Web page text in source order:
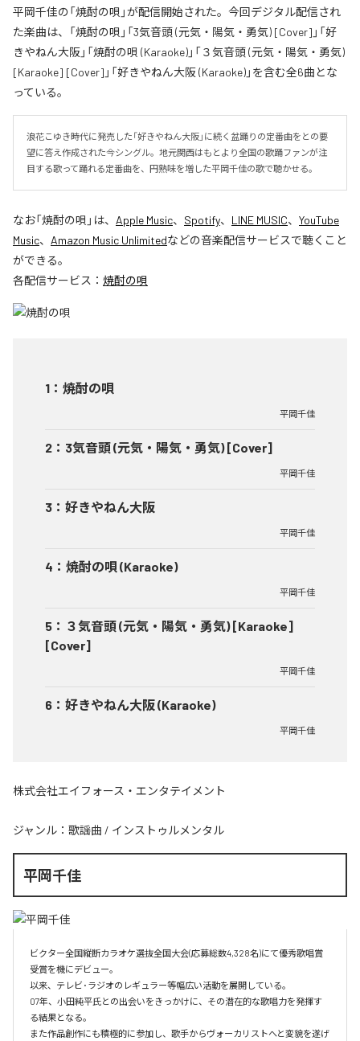
平岡千佳の「焼酎の唄」が配信開始された。今回デジタル配信され
た楽曲は、「焼酎の唄」「3気音頭 (元気・陽気・勇気) [Cover]」「好
きやねん大阪」「焼酎の唄 (Karaoke)」「３気音頭 (元気・陽気・勇気)
[Karaoke] [Cover]」「好きやねん大阪 (Karaoke)」を含む全6曲とな
っている。
浪花こゆき時代に発売した「好きやねん大阪」に続く盆踊りの定番曲をとの要
望に答え作成された今シングル。地元関西はもとより全国の歌踊ファンが注
目する歌って踊れる定番曲を、円熟味を増した平岡千佳の歌で聴かせる。
なお「焼酎の唄 」は、 Apple Music、 Spotify、 LINE MUSIC、 YouTube
Music、 Amazon Music Unlimitedなどの音楽配信サービスで聴くこと
ができる。
各配信サービス： 焼酎の唄
1 ： 焼酎の唄
平岡千佳
2 ： 3気音頭 (元気・陽気・勇気) [Cover]
平岡千佳
3 ： 好きやねん大阪
平岡千佳
4 ： 焼酎の唄 (Karaoke)
平岡千佳
5 ： ３気音頭 (元気・陽気・勇気) [Karaoke]
[Cover]
平岡千佳
6 ： 好きやねん大阪 (Karaoke)
平岡千佳
株式会社エイフォース・エンタテイメント
ジャンル： 歌謡曲 / インストゥルメンタル
平岡千佳
ビクター全国縦断カラオケ選抜全国大会(応募総数4,328名)にて優秀歌唱賞
受賞を機にデビュー。
以来、テレビ･ラジオのレギュラー等幅広い活動を展開している。
07年、小田純平氏との出会いをきっかけに、その潜在的な歌唱力を発揮す
る結果となる。
また作品創作にも積極的に参加し、歌手からヴォーカリストへと変貌を遂げ